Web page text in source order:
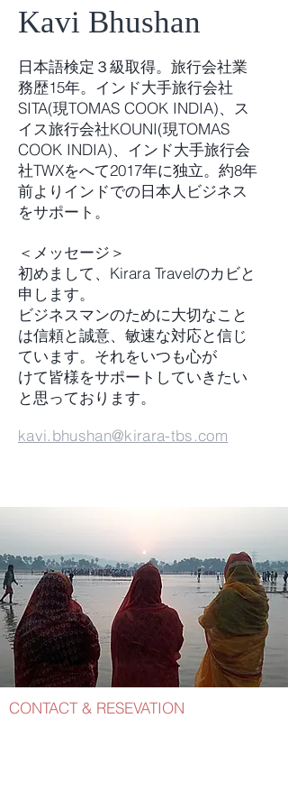
Kavi Bhushan
日本語検定３級取得。旅行会社業
務歴15年。インド大手旅行会社
SITA(現TOMAS COOK INDIA)、ス
イス旅行会社KOUNI(現TOMAS
COOK INDIA)、インド大手旅行会
社TWXをへて2017年に独立。約8年
前よりインドでの日本人ビジネス
をサポート。
＜メッセージ＞
初めまして、Kirara Travelのカビと
申します。
ビジネスマンのために大切なこと
は信頼と誠意、敏速な対応と信じ
ています。それをいつも心が
けて皆様をサポートしていきたい
と思っております。
kavi.bhushan@kirara-tbs.com
CONTACT & RESEVATION